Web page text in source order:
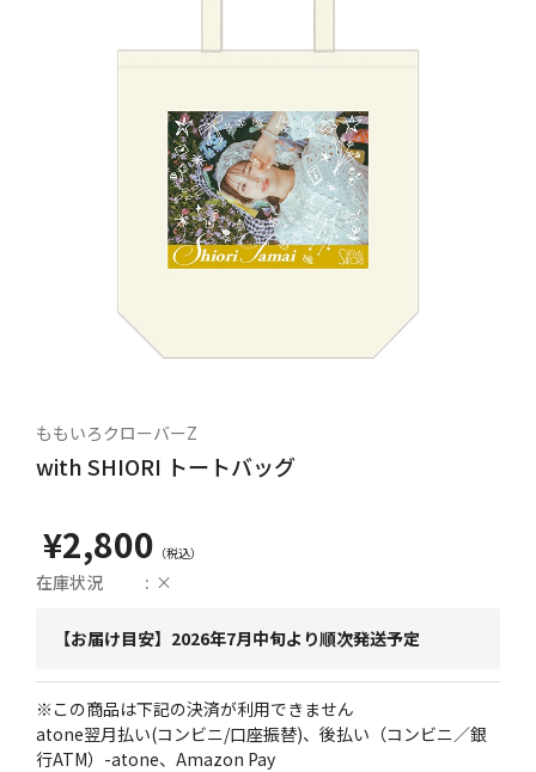
ももいろクローバーZ
with SHIORI トートバッグ
¥2,800
在庫状況 ×
【お届け目安】2026年7月中旬より順次発送予定
※この商品は下記の決済が利用できません
atone翌月払い(コンビニ/口座振替)、後払い（コンビニ／銀
行ATM）-atone、Amazon Pay